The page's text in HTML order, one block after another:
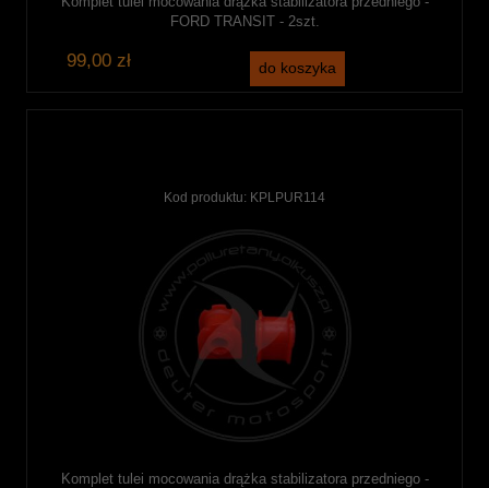
FORD TRANSIT - 2szt.
99,00 zł do koszyka
Kod produktu: KPLPUR114
Komplet tulei mocowania drążka stabilizatora przedniego -